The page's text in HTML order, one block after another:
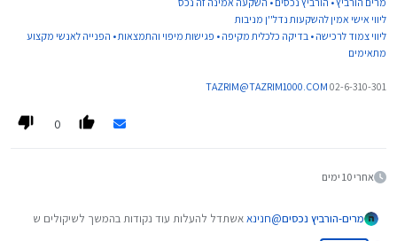
ליווי אישי אמין להשקעות נדל''ן מניבות
ליווי צמוד לרכישה • בדיקה כלכלית מקיפה • פגישות מיפוי והתמצאות • הפנייה לאנשי מקצוע
מתאימים
02-6-310-301
TAZRIM@TAZRIM1000.COM
0
אחרי 10 ימים
מרים-הורביץ נכסים@חנינאאשתדל להעלות עוד נקודות בהמשך לשיקולים ש